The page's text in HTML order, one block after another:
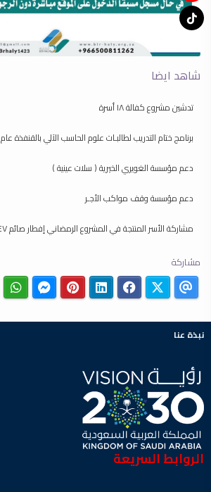
شاهد ايضا
تدشين مشروع كفالة ١٨ أسرة
برنامج ختام التدريب لطالبـات علوم الحاسب الآلي بالقنفذة عام ١٤٤٧ هـ
دعم مؤسسة الغويري الخيرية ( سلات عينية )
دعم مؤسسة وقف مواكب الأجـر
مشاركة الأسر المنتجة في المشروع الرمضاني إفطار صائم ١٤٤٧ هـ
مشاركة
نبذة عنا
الروابط السريعة